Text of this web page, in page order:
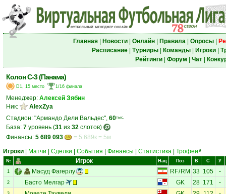
Главная| Новости| Онлайн| Правила| Опросы|
Расписание| Турниры| Команды| Игроки|
Рейтинги| Форум Чат|
Колон С-3 (Панама)
D1, 15 место 1/16 финала
Менеджер: Алексей Зябин
Ник:
AlexZya
Стадион: "Армандо Дели Вальдес", 60тыс.
База: 7 уровень (31 из 32 слотов)
Финансы: 5 689 093
= 5 689к = 5м
Игроки
Матчи Сделки События Финансы Статистика Трофеи 9
№ Игрок Нац Поз В С У
1 Масуд Фагерлу RF/ RM 33 105 -
2 Басто Мелгар GK 28 171 -